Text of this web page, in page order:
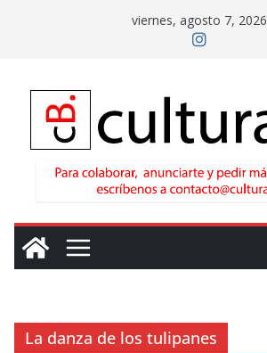
viernes, agosto 7, 2026
La danza de los tulipanes